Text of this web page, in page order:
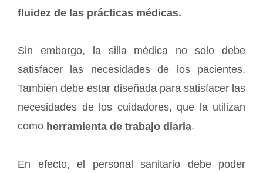
fluidez de las prácticas médicas.
Sin embargo, la silla médica no solo debe
satisfacer las necesidades de los pacientes.
También debe estar diseñada para satisfacer las
necesidades de los cuidadores, que la utilizan
como herramienta de trabajo diaria.
En efecto, el personal sanitario debe poder